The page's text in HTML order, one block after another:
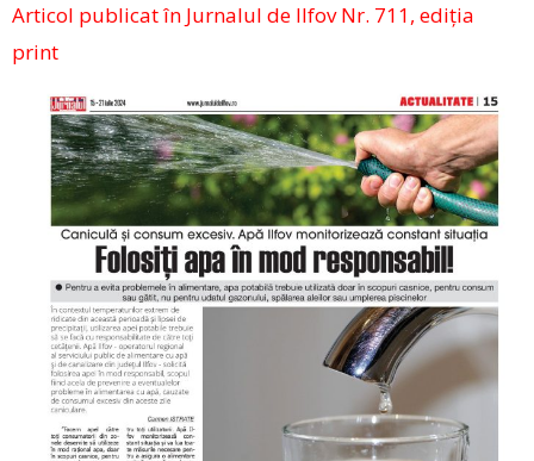
Articol publicat în Jurnalul de Ilfov Nr. 711, ediția
print